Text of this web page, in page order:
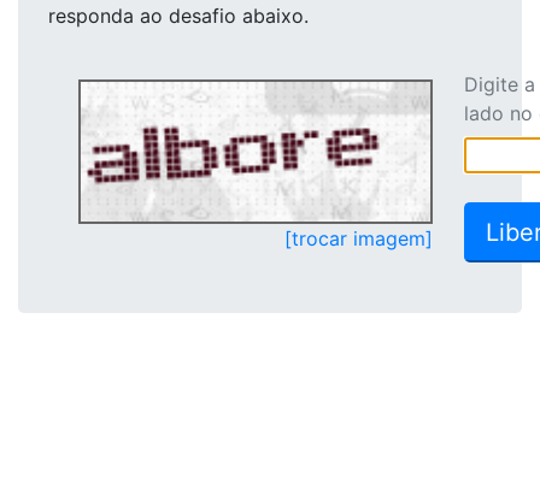
responda ao desafio abaixo.
[trocar imagem]
Digite
lado no